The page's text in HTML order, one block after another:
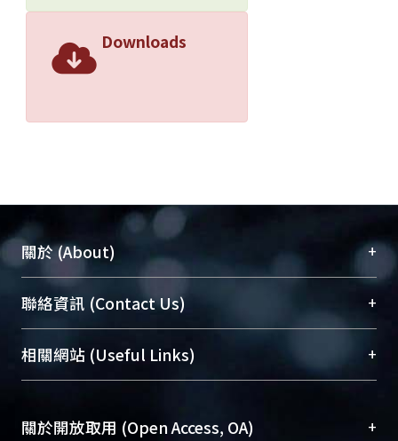
Downloads
關於 (About) +
臺大位居世界頂尖大學之列，為永久珍藏及向國際
展現本校豐碩的研究成果及學術能量，圖書館整合
機構典藏（NTUR）與學術庫（AH）不同功能平
台，成為臺大學術典藏NTU scholars。期能整合研
成果。
聯絡資訊 (Contact Us) +
總館學科館員(Main Library)
醫學圖書館學科館員(Medical Library)
Sciences Library)
相關網站 (Useful Links) +
關於開放取用 (Open Access, OA) +